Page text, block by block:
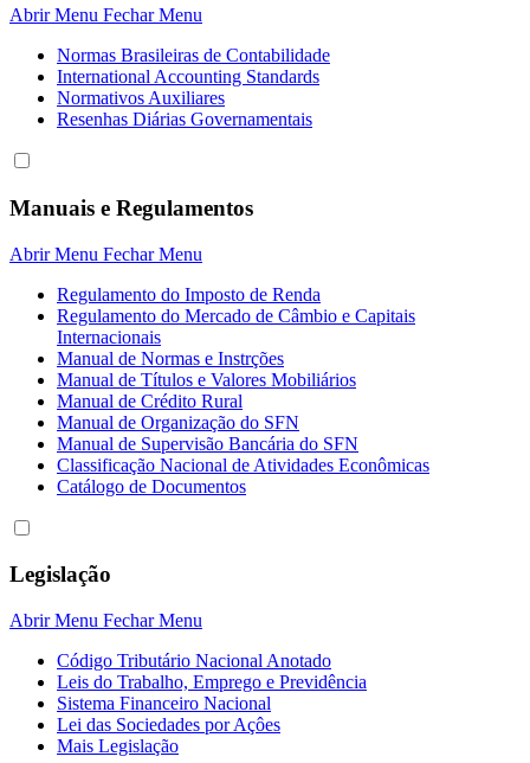
Abrir Menu Fechar Menu
Normas Brasileiras de Contabilidade
International Accounting Standards
Normativos Auxiliares
Resenhas Diárias Governamentais
Manuais e Regulamentos
Abrir Menu Fechar Menu
Regulamento do Imposto de Renda
Regulamento do Mercado de Câmbio e Capitais
Internacionais
Manual de Normas e Instrções
Manual de Títulos e Valores Mobiliários
Manual de Crédito Rural
Manual de Organização do SFN
Manual de Supervisão Bancária do SFN
Classificação Nacional de Atividades Econômicas
Catálogo de Documentos
Legislação
Abrir Menu Fechar Menu
Código Tributário Nacional Anotado
Leis do Trabalho, Emprego e Previdência
Sistema Financeiro Nacional
Lei das Sociedades por Açôes
Mais Legislação